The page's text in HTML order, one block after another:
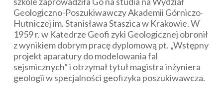
Geologiczno-Poszukiwawczy Akademii Górniczo-
Hutniczej im. Stanisława Staszica w Krakowie. W
1959 r. w Katedrze Geofi zyki Geologicznej obronił
z wynikiem dobrym pracę dyplomową pt. „Wstępny
projekt aparatury do modelowania fal
sejsmicznych” i otrzymał tytuł magistra inżyniera
geologii w specjalności geofizyka poszukiwawcza.